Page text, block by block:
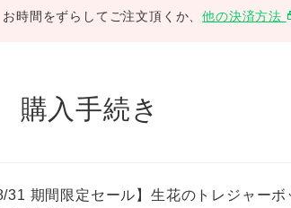
時間をずらしてご注文頂くか、他の決済方法
購入手続き
31 期間限定セール】生花のトレジャーボ